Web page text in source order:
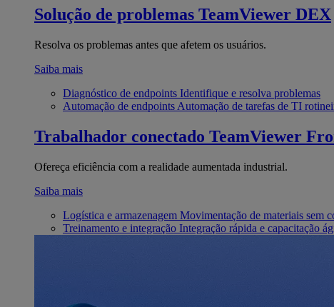
Solução de problemas TeamViewer DEX
Resolva os problemas antes que afetem os usuários.
Saiba mais
Diagnóstico de endpoints Identifique e resolva problemas
Automação de endpoints Automação de tarefas de TI
Trabalhador conectado TeamViewer
Ofereça eficiência com a realidade aumentada industrial.
Saiba mais
Logística e armazenagem Movimentação de materiais sem
Treinamento e integração Integração rápida e capacitação